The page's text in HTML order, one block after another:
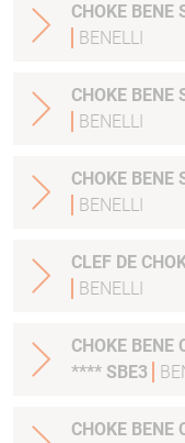
BENELLI
BENELLI
BENELLI
BENELLI
CHOKE BENE CRIO NOIR EXTERNE 7 + 2 CM 12
**** SBE3
CHOKE BENE CRIO NOIR EXTERNE 7 + 2 CM 12 **